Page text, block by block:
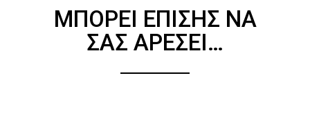
ΜΠΟΡΕΊ ΕΠΊΣΗΣ ΝΑ
ΣΑΣ ΑΡΈΣΕΙ…